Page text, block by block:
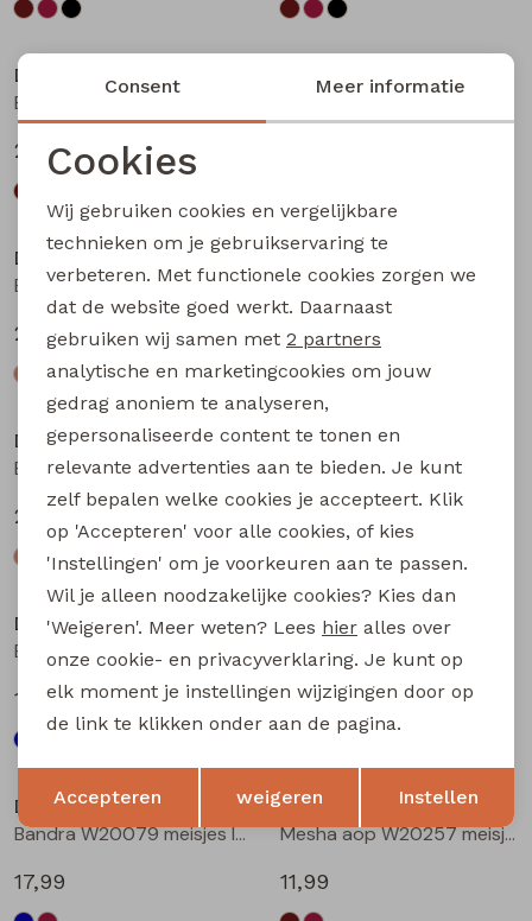
D-zine
24,99
D-zine
D-zine
Babse W20238 meisjes sweatshirt Kit
24,99
D-zine
24,99
D-zine
Babse W20238 meisjes sweatshirt Cyclaam
24,99
D-zine
19,99
D-zine
Bailee W20080 meisjes sweatshirt Wijnrood
19,99
D-zine
17,99
D-zine
Bandra W20079 meisjes lange broek Wijnrood
17,99
D-zine
Mesha aop W20257 meisjes t-shirts lange mouw Bruin donker
11,99
Noodzakelijke cookies
Analytische cookies
Marketing cookies
Terug Opslaan
Consent Meer informatie
Cookies
Wij gebruiken cookies en vergelijkbare
technieken om je gebruikservaring te
verbeteren. Met functionele cookies zorgen we
dat de website goed werkt. Daarnaast
gebruiken wij samen met 2 partners
analytische en marketingcookies om jouw
gedrag anoniem te analyseren,
gepersonaliseerde content te tonen en
relevante advertenties aan te bieden. Je kunt
zelf bepalen welke cookies je accepteert. Klik
op 'Accepteren' voor alle cookies, of kies
'Instellingen' om je voorkeuren aan te passen.
Wil je alleen noodzakelijke cookies? Kies dan
'Weigeren'. Meer weten? Lees hier alles over
onze cookie- en privacyverklaring. Je kunt op
elk moment je instellingen wijzigingen door op
de link te klikken onder aan de pagina.
Accepteren weigeren Instellen